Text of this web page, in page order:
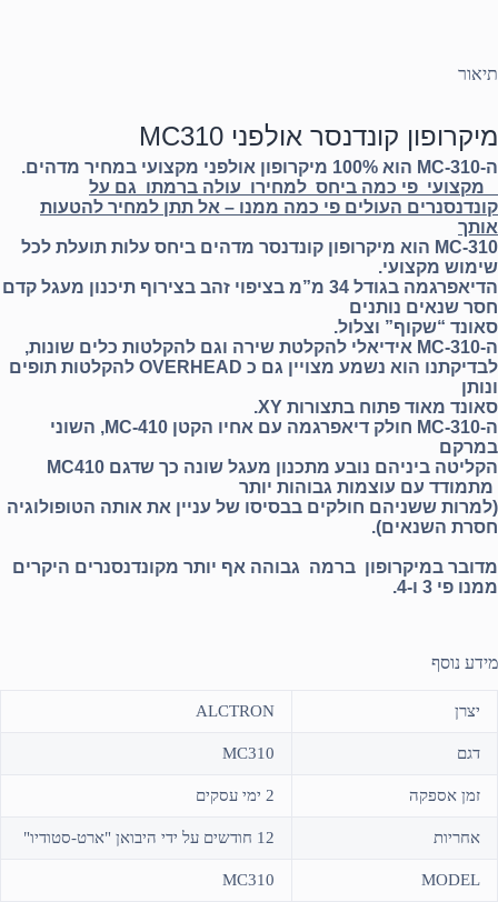
תיאור
מיקרופון קונדנסר אולפני MC310
ה-MC-310 הוא 100% מיקרופון אולפני מקצועי במחיר מדהים.
מקצועי פי כמה ביחס למחירו עולה ברמתו גם על
קונדנסנרים העולים פי כמה ממנו – אל תתן למחיר להטעות
אותך
MC-310 הוא מיקרופון קונדנסר מדהים ביחס עלות תועלת לכל
שימוש מקצועי.
הדיאפרגמה בגודל 34 מ”מ בציפוי זהב בצירוף תיכנון מעגל קדם
חסר שנאים נותנים
סאונד “שקוף” וצלול.
ה-MC-310 אידיאלי להקלטת שירה וגם להקלטות כלים שונות,
לבדיקתנו הוא נשמע מצויין גם כ OVERHEAD להקלטות תופים
ונותן
סאונד מאוד פתוח בתצורות XY.
ה-MC-310 חולק דיאפרגמה עם אחיו הקטן MC-410, השוני
במרקם
הקליטה ביניהם נובע מתכנון מעגל שונה כך שדגם MC410
מתמודד עם עוצמות גבוהות יותר
(למרות ששניהם חולקים בבסיסו של עניין את אותה הטופולוגיה
חסרת השנאים).
מדובר במיקרופון ברמה גבוהה אף יותר מקונדנסנרים היקרים
ממנו פי 3 ו-4.
מידע נוסף
יצרן ALCTRON
דגם MC310
זמן אספקה 2 ימי עסקים
אחריות 12 חודשים על ידי היבואן "ארט-סטודיו"
MODEL
MC310